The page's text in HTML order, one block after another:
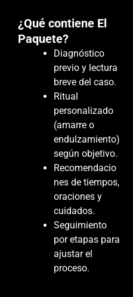
¿Qué contiene El
Paquete?
Diagnóstico
previo y lectura
breve del caso.
Ritual
personalizado
(amarre o
endulzamiento)
según objetivo.
Recomendacio
nes de tiempos,
oraciones y
cuidados.
Seguimiento
por etapas para
ajustar el
proceso.